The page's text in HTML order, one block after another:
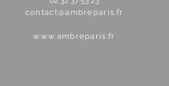
contact@ambreparis.fr
www.ambreparis.fr